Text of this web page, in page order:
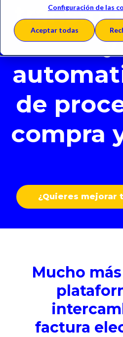
Configuración de las
Aceptar todas
y
de
compra
¿Quieres mejorar
Mucho
factura